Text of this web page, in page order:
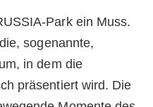
Park ein Muss.
sogenannte,
in dem die
präsentiert wird. Die